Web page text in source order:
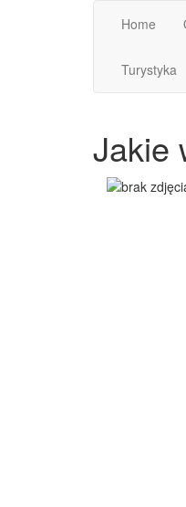
Home
Turystyka
Jakie